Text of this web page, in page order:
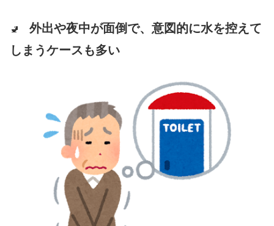
🚽 外出や夜中が面倒で、意図的に水を控えて
しまうケースも多い